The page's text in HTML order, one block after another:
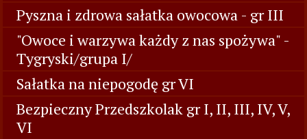
Pyszna i zdrowa sałatka owocowa - gr III
"Owoce i warzywa każdy z nas spożywa" -
Tygryski/grupa I/
Sałatka na niepogodę gr VI
Bezpieczny Przedszkolak gr I, II, III, IV, V,
VI